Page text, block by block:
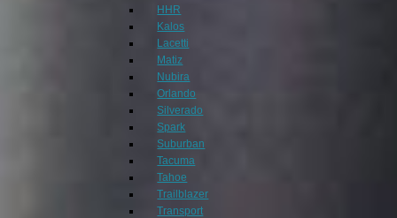
HHR
Kalos
Lacetti
Matiz
Nubira
Orlando
Silverado
Spark
Suburban
Tacuma
Tahoe
Trailblazer
Transport